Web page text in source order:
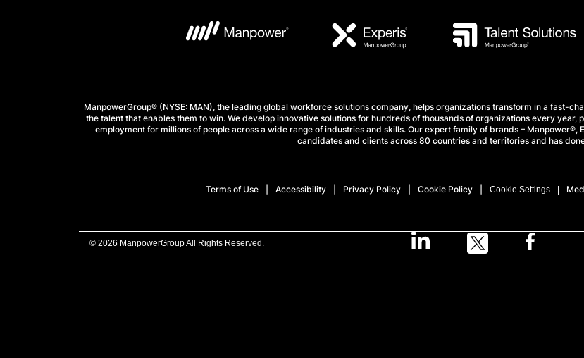
ManpowerGroup® (NYSE: MAN), the leading global workforce solutions company, helps organizations transform in a fast-
the talent that enables them to win. We develop innovative solutions for hundreds of thousands of organizations every
employment for millions of people across a wide range of industries and skills. Our expert family of brands –
candidates and clients across 80 countries and territories and has
Terms of Use Accessibility Privacy Policy Cookie Policy Cookie Settings
© 2026 ManpowerGroup All Rights Reserved.